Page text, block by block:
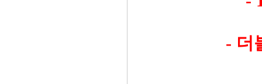
- 더